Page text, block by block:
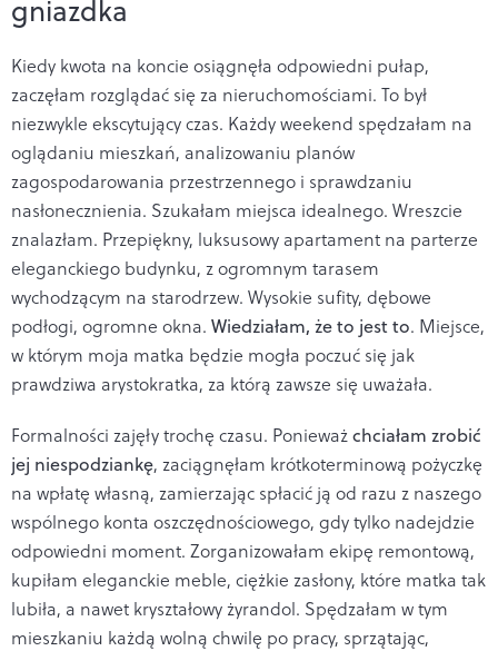
gniazdka
Kiedy kwota na koncie osiągnęła odpowiedni pułap,
zaczęłam rozglądać się za nieruchomościami. To był
niezwykle ekscytujący czas. Każdy weekend spędzałam na
oglądaniu mieszkań, analizowaniu planów
zagospodarowania przestrzennego i sprawdzaniu
nasłonecznienia. Szukałam miejsca idealnego. Wreszcie
znalazłam. Przepiękny, luksusowy apartament na parterze
eleganckiego budynku, z ogromnym tarasem
wychodzącym na starodrzew. Wysokie sufity, dębowe
podłogi, ogromne okna. Wiedziałam, że to jest to. Miejsce,
w którym moja matka będzie mogła poczuć się jak
prawdziwa arystokratka, za którą zawsze się uważała.
Formalności zajęły trochę czasu. Ponieważchciałam zrobić
jej niespodziankę, zaciągnęłam krótkoterminową pożyczkę
na wpłatę własną, zamierzając spłacić ją od razu z naszego
wspólnego konta oszczędnościowego, gdy tylko nadejdzie
odpowiedni moment. Zorganizowałam ekipę remontową,
kupiłam eleganckie meble, ciężkie zasłony, które matka tak
lubiła, a nawet kryształowy żyrandol. Spędzałam w tym
mieszkaniu każdą wolną chwilę po pracy, sprzątając,